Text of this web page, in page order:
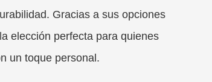
Gracias a sus opciones
elección perfecta para quienes
un toque personal.